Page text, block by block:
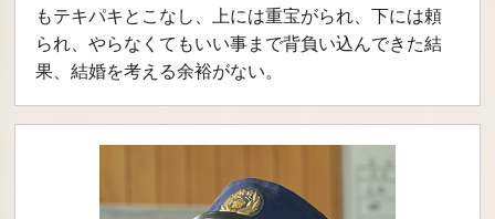
もテキパキとこなし、上には重宝がられ、下には頼
られ、やらなくてもいい事まで背負い込んできた結
果、結婚を考える余裕がない。